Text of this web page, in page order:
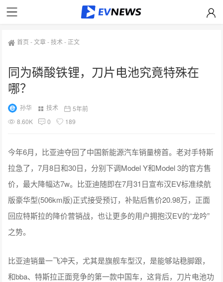
首页 -文章-技术- 正文
同为磷酸铁锂，刀片电池究竟特殊在
哪？
孙华 技术
5年前
8.60K
0 189
今年6月，比亚迪夺回了中国新能源汽车销量榜首。老对手特斯
拉急了，7月8日和30日，分别下调Model Y和Model 3的官方售
价，最大降幅达7w。比亚迪随即在7月31日宣布汉EV标准续航
版豪华型(506km版)正式接受预订，补贴后售价20.98万，正面
回应特斯拉的降价营销战，也让更多的用户拥抱汉EV的“龙吟”
之势。
比亚迪销量一飞冲天，尤其是旗舰车型汉，是能够站稳脚跟，
和bba、特斯拉正面竞争的第一款中国车，这背后，刀片电池功